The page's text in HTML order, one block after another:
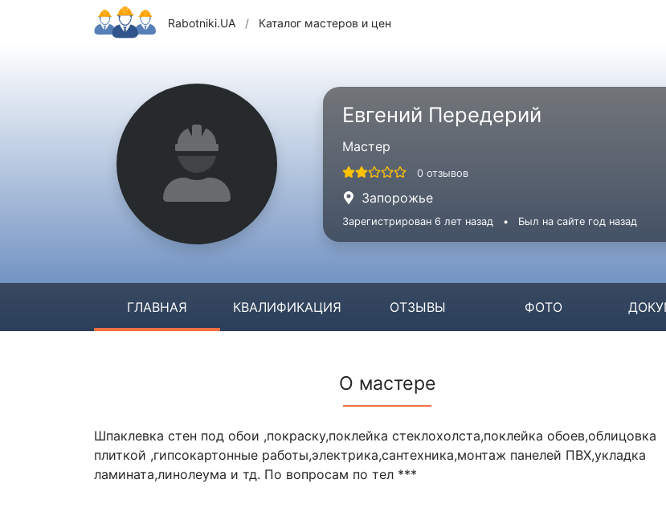
Rabotniki.UA / Каталог мастеров и цен
Евгений Передерий
Мастер
0 отзывов
Запорожье
Зарегистрирован 6 лет назад • Был на сайте год назад
ГЛАВНАЯ КВАЛИФИКАЦИЯ ОТЗЫВЫ ФОТО
О мастере
Шпаклевка стен под обои ,покраску,поклейка стеклохолста,поклейка обоев,облицовка
плиткой ,гипсокартонные работы,электрика,сантехника,монтаж панелей ПВХ,укладка
ламината,линолеума и тд. По вопросам по тел ***